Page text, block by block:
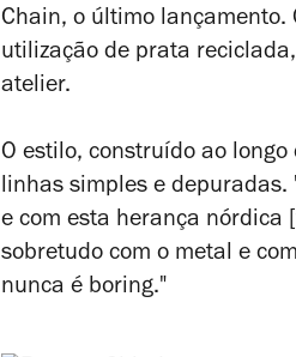
Chain, o último lançamento.
utilização de prata
atelier.
O estilo, construído ao
linhas simples e
e com esta herança
sobretudo com o metal e
nunca é boring."